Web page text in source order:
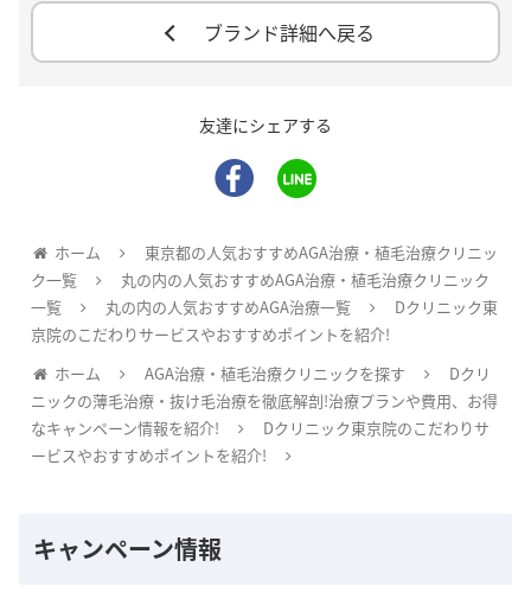
ブランド詳細へ戻る
友達にシェアする
ホーム
東京都の人気おすすめAGA治療・植毛治療クリニッ
ク一覧
丸の内の人気おすすめAGA治療・植毛治療クリニック
一覧
丸の内の人気おすすめAGA治療一覧
Dクリニック東
京院のこだわりサービスやおすすめポイントを紹介!
ホーム
AGA治療・植毛治療クリニックを探す
Dクリ
ニックの薄毛治療・抜け毛治療を徹底解剖!治療プランや費用、お得
なキャンペーン情報を紹介!
Dクリニック東京院のこだわりサ
ービスやおすすめポイントを紹介!
キャンペーン情報